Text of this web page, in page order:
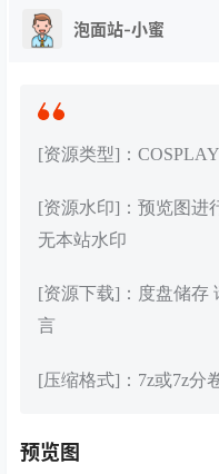
泡面站-小蜜
[资源类型]：COSPLAY
[资源水印]：预览图进
无本站水印
[资源下载]：度盘储存
言
[压缩格式]：7z或7z分
预览图